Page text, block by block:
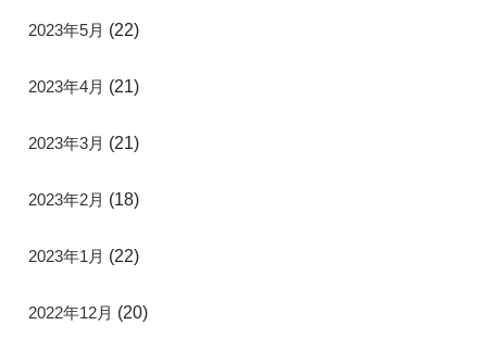
2023年5月 (22)
2023年4月 (21)
2023年3月 (21)
2023年2月 (18)
2023年1月 (22)
2022年12月 (20)